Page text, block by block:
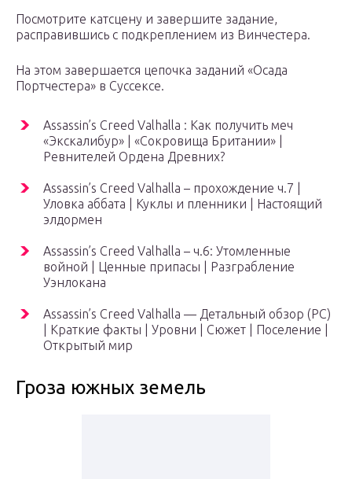
Посмотрите катсцену и завершите задание,
расправившись с подкреплением из Винчестера.
На этом завершается цепочка заданий «Осада
Портчестера» в Суссексе.
Assassin’s Creed Valhalla : Как получить меч
«Экскалибур» | «Сокровища Британии» |
Ревнителей Ордена Древних?
Assassin’s Creed Valhalla – прохождение ч.7 |
Уловка аббата | Куклы и пленники | Настоящий
элдормен
Assassin’s Creed Valhalla – ч.6: Утомленные
войной | Ценные припасы | Разграбление
Уэнлокана
Assassin’s Creed Valhalla — Детальный обзор (PC)
| Краткие факты | Уровни | Сюжет | Поселение |
Открытый мир
Гроза южных земель